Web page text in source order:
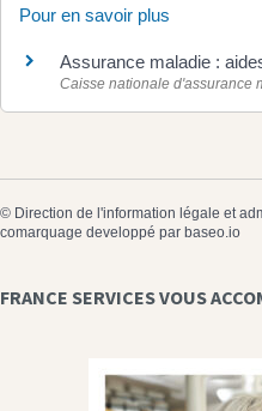
Pour en savoir plus
Assurance maladie :
Caisse nationale d'assurance
© Direction de l'information légale et
comarquage developpé par baseo.io
FRANCE SERVICES VOUS